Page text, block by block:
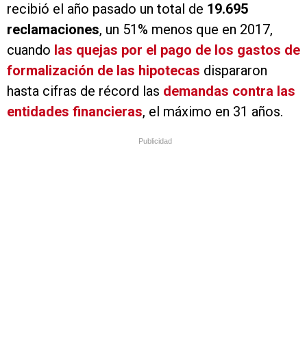
recibió el año pasado un total de 19.695
reclamaciones, un 51% menos que en 2017,
cuando las quejas por el pago de los gastos de
formalización de las hipotecas dispararon
hasta cifras de récord las demandas contra las
entidades financieras, el máximo en 31 años.
Publicidad